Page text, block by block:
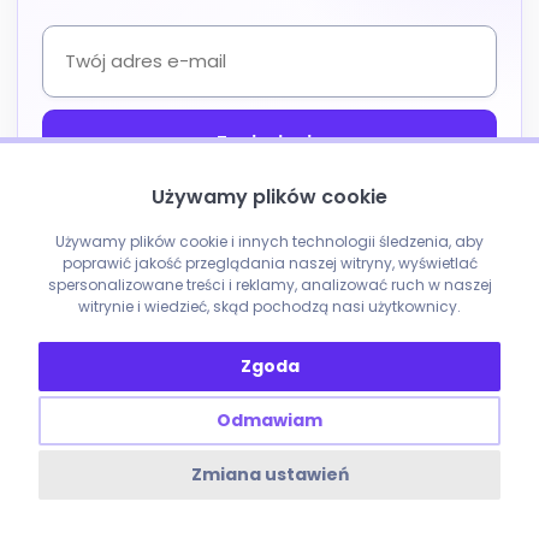
Używamy plików cookie
Używamy plików cookie i innych technologii śledzenia, aby
poprawić jakość przeglądania naszej witryny, wyświetlać
spersonalizowane treści i reklamy, analizować ruch w naszej
witrynie i wiedzieć, skąd pochodzą nasi użytkownicy.
Zgoda
Odmawiam
Zmiana ustawień
Chcę otrzymywać od enobo informacje o nowych artykułach i
wycofać w każdej chwili. Szczegóły wpolityce prywatności.
Formularz chroni reCAPTCHA. Obowiązują Polityka prywatności
Warunki
korzystaniaGoogle.